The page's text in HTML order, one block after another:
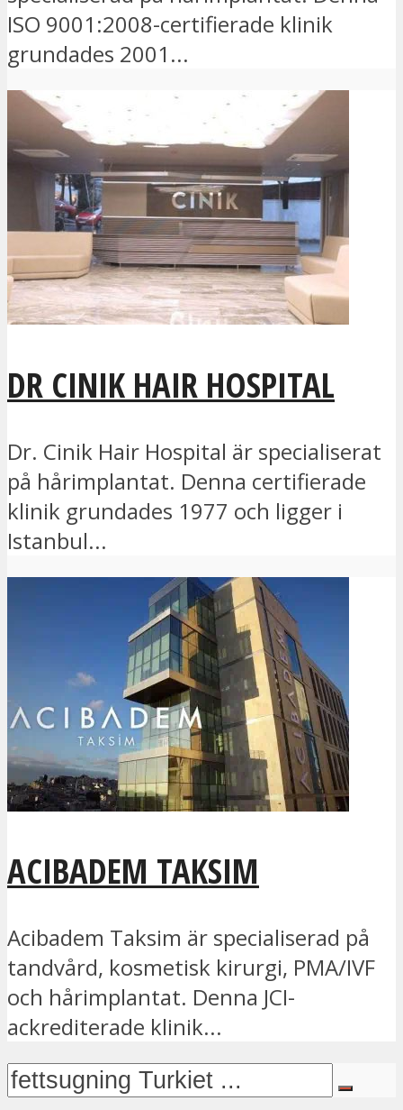
ISO 9001:2008-certifierade klinik
grundades 2001...
DR CINIK HAIR HOSPITAL
Dr. Cinik Hair Hospital är specialiserat
på hårimplantat. Denna certifierade
klinik grundades 1977 och ligger i
Istanbul...
ACIBADEM TAKSIM
Acibadem Taksim är specialiserad på
tandvård, kosmetisk kirurgi, PMA/IVF
och hårimplantat. Denna JCI-
ackrediterade klinik...